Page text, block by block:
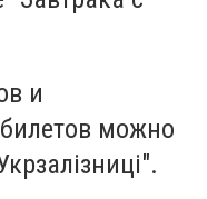
и
можно